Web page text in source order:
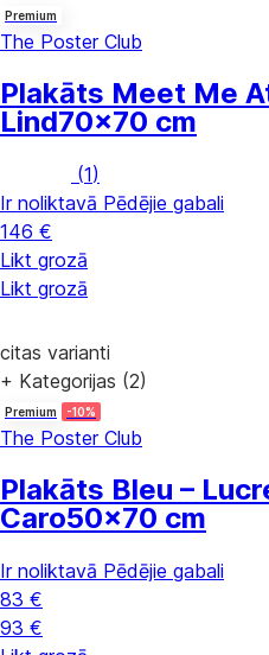
Premium
The Poster Club
Plakāts Meet Me
Lind70x70 cm
(1)
Ir noliktavā Pēdējie gabali
146 €
Likt grozā
Likt grozā
citas varianti
+ Kategorijas (2)
Premium -10%
The Poster Club
Plakāts Bleu –
Caro50x70 cm
Ir noliktavā Pēdējie gabali
83 €
93 €